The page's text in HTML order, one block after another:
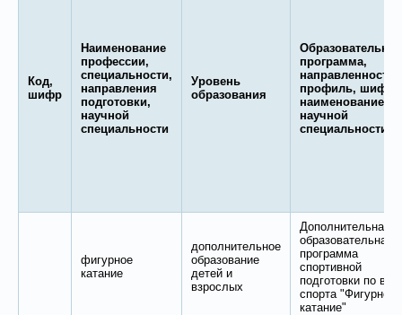
Код,
шифр
Наименование
профессии,
специальности,
направления
подготовки,
научной
специальности
Уровень
образования
Образовательная
программа,
направленность,
профиль, шифр
наименование
научной
специальности
фигурное
катание
дополнительное
образование
детей и
взрослых
Дополнительная
образовательная
программа
спортивной
подготовки по
спорта "Фигурное
катание"